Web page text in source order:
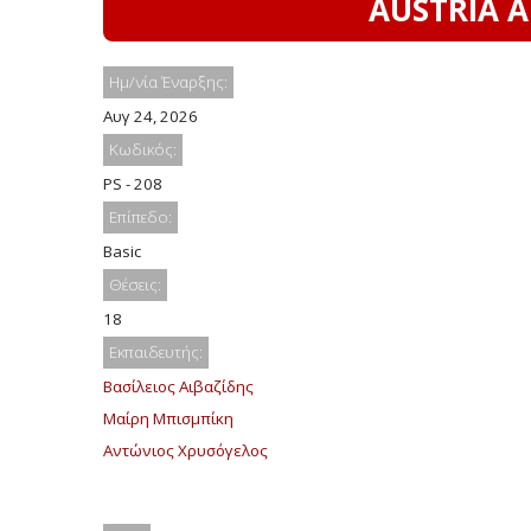
AUSTRIA
Ημ/νία Έναρξης:
Αυγ 24, 2026
Κωδικός:
PS - 208
Επίπεδο:
Basic
Θέσεις:
18
Εκπαιδευτής:
Βασίλειος Αιβαζίδης
Μαίρη Μπισμπίκη
Αντώνιος Χρυσόγελος